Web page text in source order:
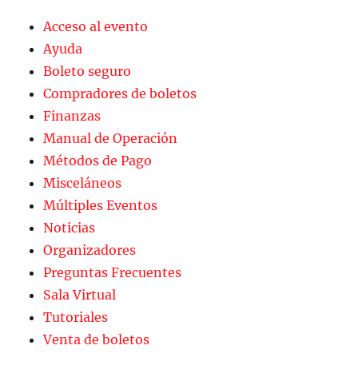
Acceso al evento
Ayuda
Boleto seguro
Compradores de boletos
Finanzas
Manual de Operación
Métodos de Pago
Misceláneos
Múltiples Eventos
Noticias
Organizadores
Preguntas Frecuentes
Sala Virtual
Tutoriales
Venta de boletos